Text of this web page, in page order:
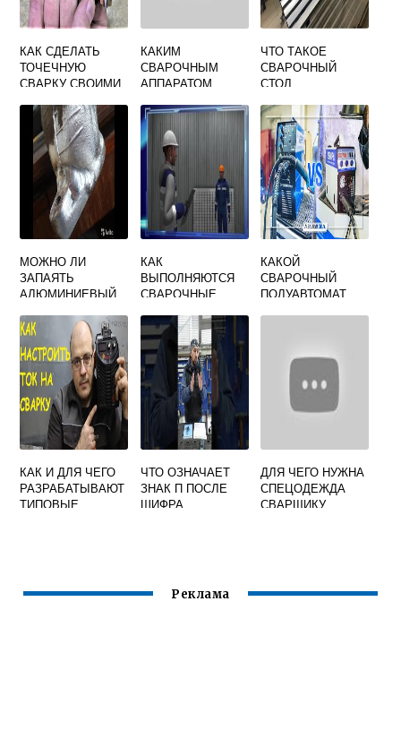
КАК СДЕЛАТЬ
ТОЧЕЧНУЮ
СВАРКУ СВОИМИ
КАКИМ
СВАРОЧНЫМ
АППАРАТОМ
НЕРЖАВЕЙКУ
ЧТО ТАКОЕ
СВАРОЧНЫЙ
СТОЛ
МОЖНО ЛИ
ЗАПАЯТЬ
АЛЮМИНИЕВЫЙ
ХОЛОДНОЙ
СВАРКОЙ
КАК
ВЫПОЛНЯЮТСЯ
СВАРОЧНЫЕ
ВЫСОТЕ
КАКОЙ
СВАРОЧНЫЙ
ПОЛУАВТОМАТ
КАК И ДЛЯ ЧЕГО
РАЗРАБАТЫВАЮТ
ТИПОВЫЕ
ЧТО ОЗНАЧАЕТ
ЗНАК П ПОСЛЕ
ШИФРА
ДЛЯ ЧЕГО НУЖНА
СПЕЦОДЕЖДА
СВАРЩИКУ
Реклама